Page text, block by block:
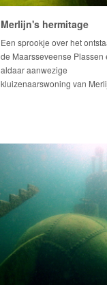
Merlijn's hermitage
Een sprookje over het
de Maarsseveense Plassen
aldaar aanwezige
kluizenaarswoning van